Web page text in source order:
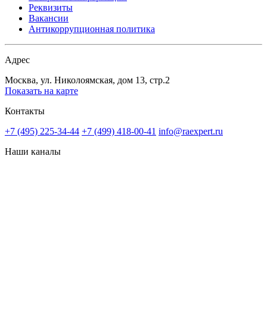
Реквизиты
Вакансии
Антикоррупционная политика
Адрес
Москва, ул. Николоямская, дом 13, стр.2
Показать на карте
Контакты
+7 (495) 225-34-44 +7 (499) 418-00-41 info@raexpert.ru
Наши каналы